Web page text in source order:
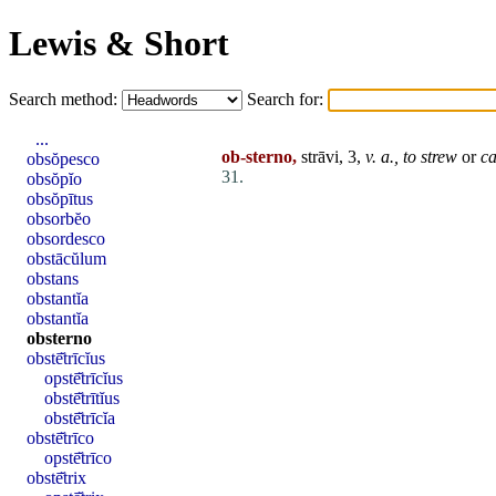
Lewis & Short
Search method: Search for:
ob-sterno, strāvi, 3, v. a., to strew or
31.
...
obsŏpesco
obsŏpĭo
obsŏpītus
obsorbĕo
obsordesco
obstācŭlum
obstans
obstantĭa
obstantĭa
obsterno
obstē̆trīcĭus
opstē̆trīcĭus
obstē̆trītĭus
obstē̆trīcĭa
obstē̆trīco
opstē̆trīco
obstē̆trix